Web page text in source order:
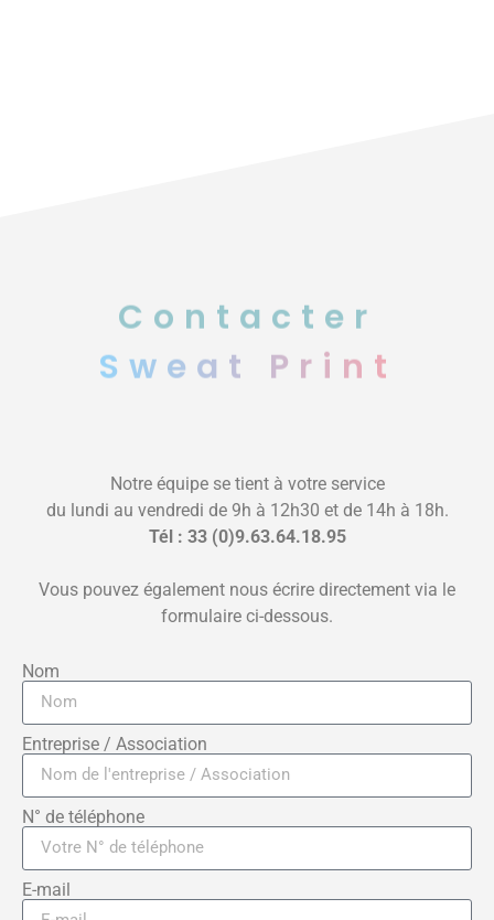
Contacter
Sweat Print
Notre équipe se tient à votre service
du lundi au vendredi de 9h à 12h30 et de 14h à 18h.
Tél : 33 (0)9.63.64.18.95
Vous pouvez également nous écrire directement via le
formulaire ci-dessous.
Nom
Entreprise / Association
N° de téléphone
E-mail